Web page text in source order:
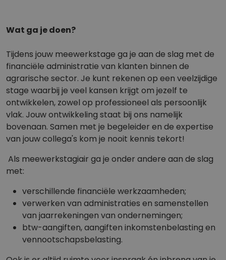
Wat ga je doen?
Tijdens jouw meewerkstage ga je aan de slag met de
financiële administratie van klanten binnen de
agrarische sector. Je kunt rekenen op een veelzijdige
stage waarbij je veel kansen krijgt om jezelf te
ontwikkelen, zowel op professioneel als persoonlijk
vlak. Jouw ontwikkeling staat bij ons namelijk
bovenaan. Samen met je begeleider en de expertise
van jouw collega's kom je nooit kennis tekort!
Als meewerkstagiair ga je onder andere aan de slag
met:
verschillende financiële werkzaamheden;
verwerken van administraties en samenstellen
van jaarrekeningen van ondernemingen;
btw-aangiften, aangiften inkomstenbelasting en
vennootschapsbelasting.